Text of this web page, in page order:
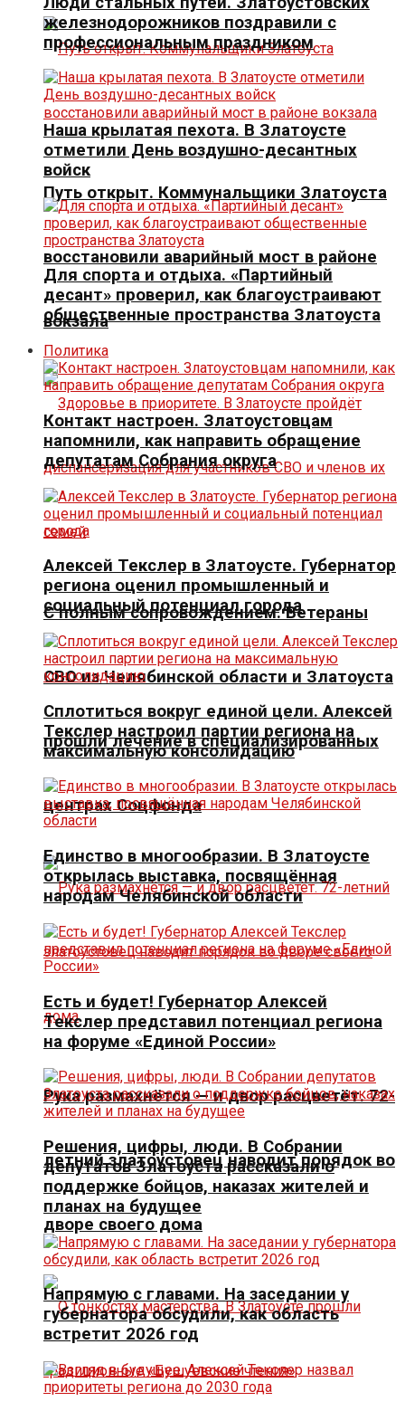
Путь открыт. Коммунальщики Златоуста
восстановили аварийный мост в районе
вокзала
С полным сопровождением. Ветераны
СВО из Челябинской области и Златоуста
прошли лечение в специализированных
центрах Соцфонда
Рука размахнётся — и двор расцветёт. 72-
летний златоустовец наводит порядок во
дворе своего дома
железнодорожников поздравили с
профессиональным праздником
Наша крылатая пехота. В Златоусте
отметили День воздушно-десантных
войск
Для спорта и отдыха. «Партийный
десант» проверил, как благоустраивают
общественные пространства Златоуста
Политика
Контакт настроен. Златоустовцам
напомнили, как направить обращение
депутатам Собрания округа
Алексей Текслер в Златоусте. Губернатор
региона оценил промышленный и
социальный потенциал города
Сплотиться вокруг единой цели. Алексей
Текслер настроил партии региона на
максимальную консолидацию
Единство в многообразии. В Златоусте
открылась выставка, посвящённая
народам Челябинской области
Есть и будет! Губернатор Алексей
Текслер представил потенциал региона
на форуме «Единой России»
Решения, цифры, люди. В Собрании
депутатов Златоуста рассказали о
поддержке бойцов, наказах жителей и
планах на будущее
Напрямую с главами. На заседании у
губернатора обсудили, как область
встретит 2026 год